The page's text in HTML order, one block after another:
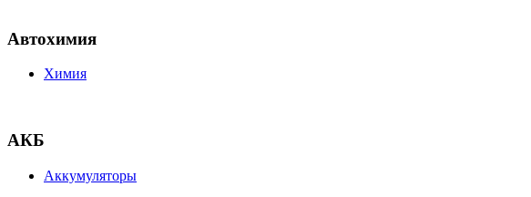
Автохимия
Химия
АКБ
Аккумуляторы